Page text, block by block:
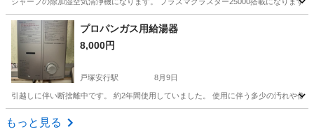
埼玉 さいたま市 さいたま新都心駅
プロパンガス用給湯器
8,000円
戸塚安行駅 8月9日
引越しに伴い断捨離中です。 約2年間使用していました。 使用に伴う多少の汚れや傷
埼玉 川口市
もっと見る